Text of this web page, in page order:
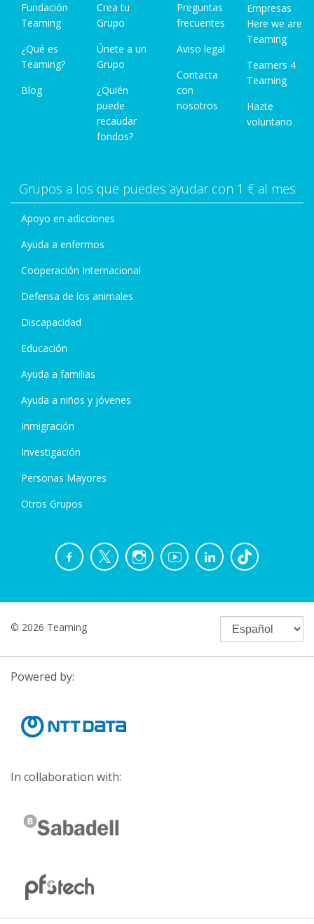
Fundación
Teaming
¿Qué es
Teaming?
Blog
Crea tu
Grupo
Únete a un
Grupo
¿Quién
puede
recaudar
fondos?
Preguntas
frecuentes
Aviso legal
Contacta
con
nosotros
Empresas
Here we are
Teaming
Teamers 4
Teaming
Hazte
voluntario
Grupos a los que puedes ayudar con 1 € al mes
Apoyo en adicciones
Ayuda a enfermos
Cooperación Internacional
Defensa de los animales
Discapacidad
Educación
Ayuda a familias
Ayuda a niños y jóvenes
Inmigración
Investigación
Personas Mayores
Otros Grupos
© 2026 Teaming
Powered by:
In collaboration with: